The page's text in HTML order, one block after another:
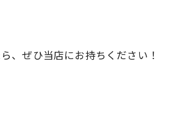
、ぜひ当店にお持ちください！